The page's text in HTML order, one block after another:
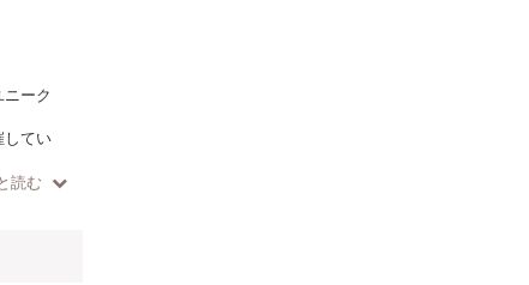
ーク
してい
ーク
読む